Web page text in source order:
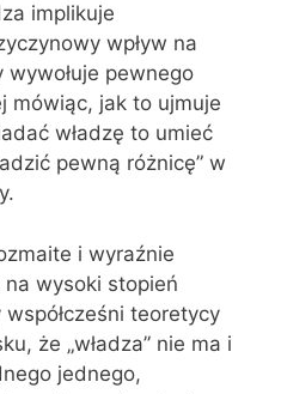
implikuje
wpływ na
pewnego
mówiąc, jak to ujmuje
władzę to umieć
pewną różnicę” w
i wyraźnie
wysoki stopień
teoretycy
że „władza” nie ma i
jednego,